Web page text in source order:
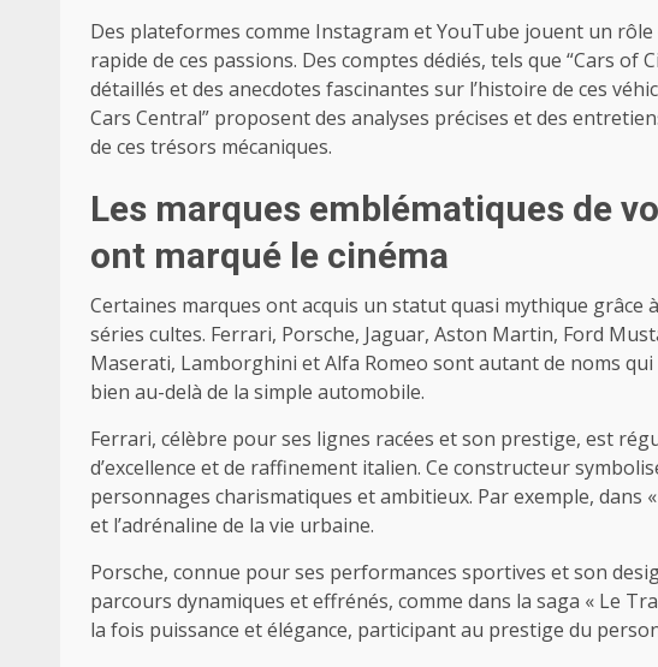
Des plateformes comme Instagram et YouTube jouent un
rapide de ces passions. Des comptes dédiés, tels que “Cars of
détaillés et des anecdotes fascinantes sur l’histoire de ces
Cars Central” proposent des analyses précises et des
de ces trésors mécaniques.
Les marques emblématiques de
ont marqué le cinéma
Certaines marques ont acquis un statut quasi mythique grâce
séries cultes. Ferrari, Porsche, Jaguar, Aston Martin, Ford
Maserati, Lamborghini et Alfa Romeo sont autant de noms
bien au-delà de la simple automobile.
Ferrari, célèbre pour ses lignes racées et son prestige, est
d’excellence et de raffinement italien. Ce constructeur
personnages charismatiques et ambitieux. Par exemple, dans
et l’adrénaline de la vie urbaine.
Porsche, connue pour ses performances sportives et son
parcours dynamiques et effrénés, comme dans la saga « Le
la fois puissance et élégance, participant au prestige du